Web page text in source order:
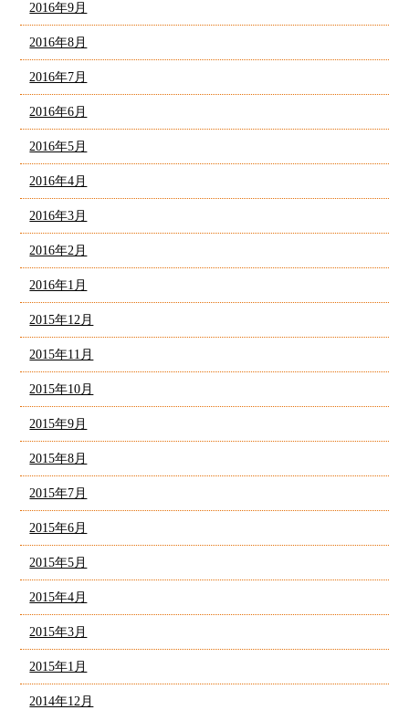
2016年9月
2016年8月
2016年7月
2016年6月
2016年5月
2016年4月
2016年3月
2016年2月
2016年1月
2015年12月
2015年11月
2015年10月
2015年9月
2015年8月
2015年7月
2015年6月
2015年5月
2015年4月
2015年3月
2015年1月
2014年12月